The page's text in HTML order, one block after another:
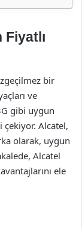
bir
ve
gibi uygun
çekiyor. Alcatel,
olarak, uygun
Alcatel
ele